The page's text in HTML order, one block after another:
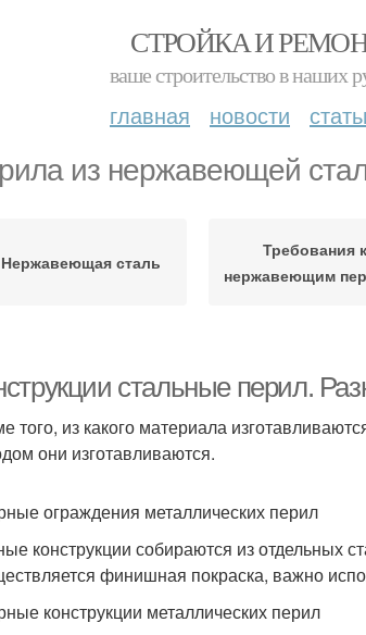
СТРОЙКА И
ваше строительство в наших
главная новости
из нержавеющей
Нержавеющая сталь
Требования к
нержавеющим
стальные перил.
того, из какого материала
они изготавливаются.
ограждения металлических перил
конструкции собираются из отдельных
финишная покраска, важно
конструкции металлических перил